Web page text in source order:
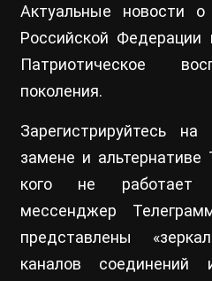
Актуальные новости
Российской Федерации
Патриотическое
поколения.
Зарегистрируйтесь
замене и альтернативе
кого не работает
мессенджер
представлены
каналов соединений